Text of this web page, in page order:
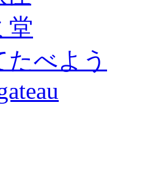
堂
べよう